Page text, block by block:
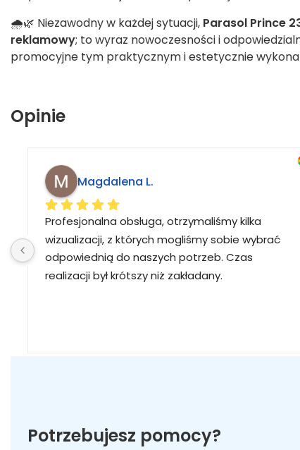
🌧️🌿 Niezawodny w każdej sytuacji, Parasol Prince
reklamowy; to wyraz nowoczesności i
promocyjne tym praktycznym i estetycznie
Opinie
Magdalena L.
Profesjonalna obsługa, otrzymaliśmy kilka
wizualizacji, z których mogliśmy sobie wybrać
odpowiednią do naszych potrzeb. Czas
realizacji był krótszy niż zakładany.
Potrzebujesz pomocy?